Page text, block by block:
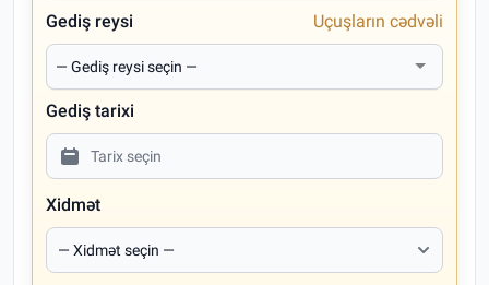
Gediş reysi Uçuşların cədvəli
Gediş tarixi
Xidmət